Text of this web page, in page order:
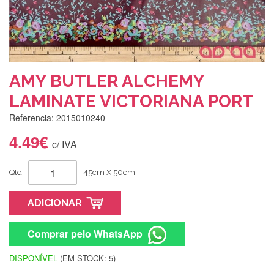
AMY BUTLER ALCHEMY
LAMINATE VICTORIANA PORT
Referencia: 2015010240
4.49€ c/ IVA
Qtd: 45cm X 50cm
ADICIONAR
Comprar pelo WhatsApp
DISPONÍVEL (EM STOCK: 5)